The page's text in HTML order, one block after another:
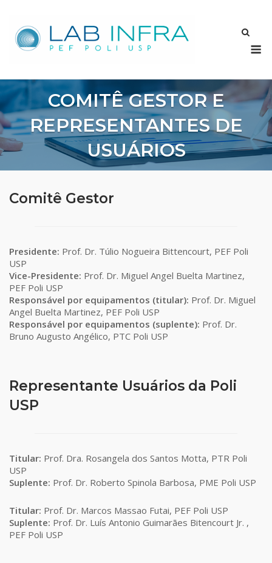
content
COMITÊ GESTOR E
REPRESENTANTES DE
USUÁRIOS
Comitê Gestor
Presidente: Prof. Dr. Túlio Nogueira Bittencourt, PEF Poli
USP
Vice-Presidente: Prof. Dr. Miguel Angel Buelta Martinez,
PEF Poli USP
Responsável por equipamentos (titular): Prof. Dr. Miguel
Angel Buelta Martinez, PEF Poli USP
Responsável por equipamentos (suplente): Prof. Dr.
Bruno Augusto Angélico, PTC Poli USP
Representante Usuários da Poli
USP
Titular: Prof. Dra. Rosangela dos Santos Motta, PTR Poli
USP
Suplente: Prof. Dr. Roberto Spinola Barbosa, PME Poli USP
Titular: Prof. Dr. Marcos Massao Futai, PEF Poli USP
Suplente: Prof. Dr. Luís Antonio Guimarães Bitencourt Jr. ,
PEF Poli USP